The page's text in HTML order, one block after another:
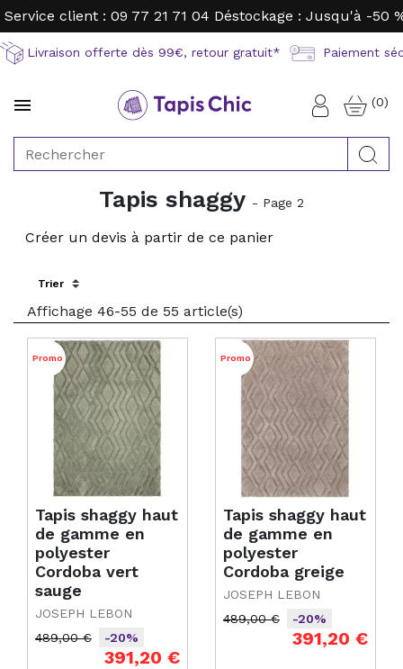
Service client : 09 77 21 71 04 Déstockage : Jusqu'à -50
Livraison offerte dès 99€, retour gratuit* Paiement
 Connexion
(0)
Tapis shaggy - Page 2
Créer un devis à partir de ce panier
Sort by:
Affichage 46-55 de 55 article(s)
Tapis shaggy haut
de gamme en
polyester
Cordoba vert
sauge
JOSEPH LEBON
Prix de base
489,00 €
-20%
391,20 €
Promo
Tapis shaggy haut
de gamme en
polyester
Cordoba greige
JOSEPH LEBON
Prix de base
489,00 €
-20%
391,20 €
Promo